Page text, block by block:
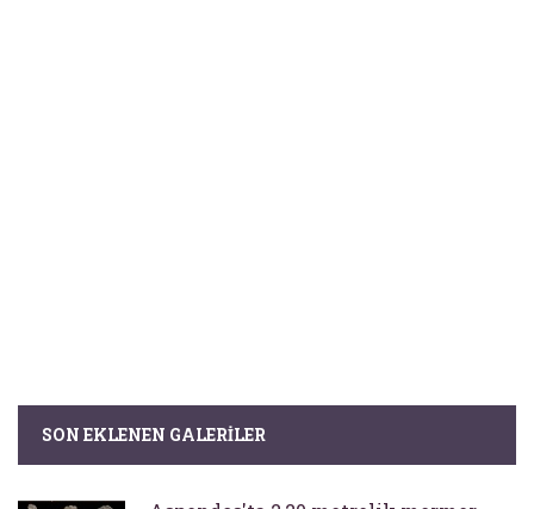
SON EKLENEN GALERILER